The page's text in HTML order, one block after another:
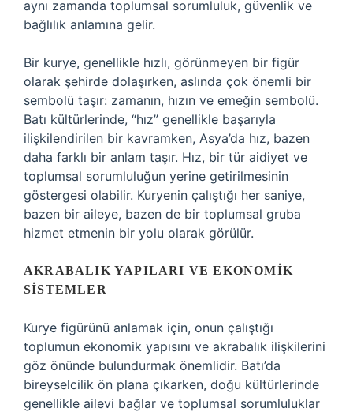
aynı zamanda toplumsal sorumluluk, güvenlik ve
bağlılık anlamına gelir.
Bir kurye, genellikle hızlı, görünmeyen bir figür
olarak şehirde dolaşırken, aslında çok önemli bir
sembolü taşır: zamanın, hızın ve emeğin sembolü.
Batı kültürlerinde, “hız” genellikle başarıyla
ilişkilendirilen bir kavramken, Asya’da hız, bazen
daha farklı bir anlam taşır. Hız, bir tür aidiyet ve
toplumsal sorumluluğun yerine getirilmesinin
göstergesi olabilir. Kuryenin çalıştığı her saniye,
bazen bir aileye, bazen de bir toplumsal gruba
hizmet etmenin bir yolu olarak görülür.
AKRABALIK YAPILARI VE EKONOMIK
SISTEMLER
Kurye figürünü anlamak için, onun çalıştığı
toplumun ekonomik yapısını ve akrabalık ilişkilerini
göz önünde bulundurmak önemlidir. Batı’da
bireyselcilik ön plana çıkarken, doğu kültürlerinde
genellikle ailevi bağlar ve toplumsal sorumluluklar